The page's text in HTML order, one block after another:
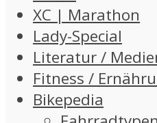
XC | Marathon
Lady-Special
Literatur /
Fitness /
Bikepedia